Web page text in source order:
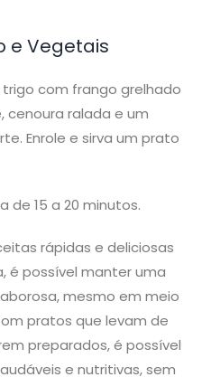
e Vegetais
com frango grelhado
ralada e um
Enrole e sirva um prato
de 15 a 20 minutos.
rápidas e deliciosas
é possível manter uma
mesmo em meio
pratos que levam de
preparados, é possível
e nutritivas, sem